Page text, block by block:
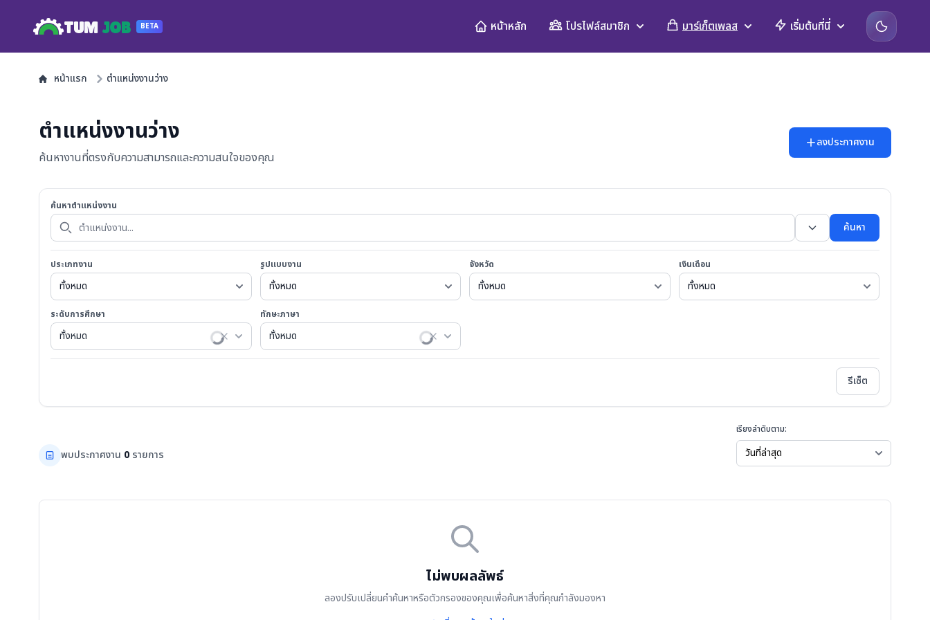
TUM JOB BETA หน้าหลัก โปรไฟล์สมาชิก มาร์เก็ตเพลส เริ่มต้นที่นี่
หน้าแรก ตำแหน่งงานว่าง
ตำแหน่งงานว่าง
ค้นหางานที่ตรงกับความสามารถและความสนใจของคุณ
ลงประกาศงาน
ค้นหาตำแหน่งงาน
ค้นหา
ประเภทงาน รูปแบบงาน จังหวัด เงินเดือน
ระดับการศึกษา
ทั้งหมด
ทักษะภาษา
ทั้งหมด
รีเซ็ต
พบประกาศงาน 0 รายการ
เรียงลำดับตาม:
ไม่พบผลลัพธ์
ลองปรับเปลี่ยนคำค้นหาหรือตัวกรองของคุณเพื่อค้นหาสิ่งที่คุณกำลังมองหา